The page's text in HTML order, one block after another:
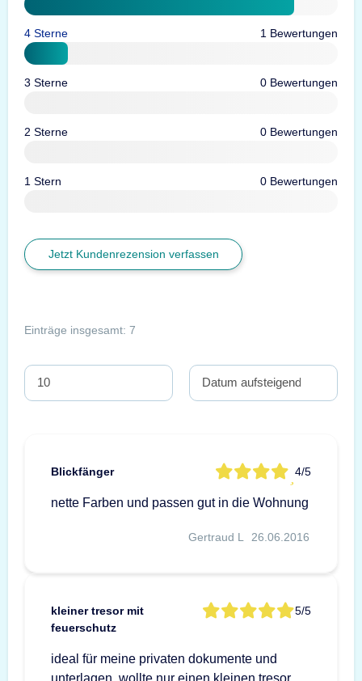
4 Sterne 1 Bewertungen
3 Sterne 0 Bewertungen
2 Sterne 0 Bewertungen
1 Stern 0 Bewertungen
Jetzt Kundenrezension verfassen
Einträge insgesamt: 7
Blickfänger 4/5
nette Farben und passen gut in die Wohnung
Gertraud L 26.06.2016
kleiner tresor mit
feuerschutz
5/5
ideal für meine privaten dokumente und
unterlagen. wollte nur einen kleinen tresor,